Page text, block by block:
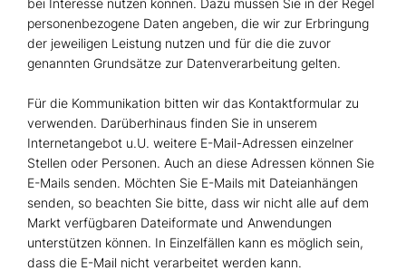
bei Interesse nutzen können. Dazu müssen Sie in der Regel
personenbezogene Daten angeben, die wir zur Erbringung
der jeweiligen Leistung nutzen und für die die zuvor
genannten Grundsätze zur Datenverarbeitung gelten.
Für die Kommunikation bitten wir das Kontaktformular zu
verwenden. Darüberhinaus finden Sie in unserem
Internetangebot u.U. weitere E-Mail-Adressen einzelner
Stellen oder Personen. Auch an diese Adressen können Sie
E-Mails senden. Möchten Sie E-Mails mit Dateianhängen
senden, so beachten Sie bitte, dass wir nicht alle auf dem
Markt verfügbaren Dateiformate und Anwendungen
unterstützen können. In Einzelfällen kann es möglich sein,
dass die E-Mail nicht verarbeitet werden kann.